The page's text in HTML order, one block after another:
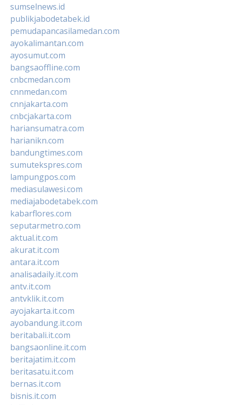
sumselnews.id
publikjabodetabek.id
pemudapancasilamedan.com
ayokalimantan.com
ayosumut.com
bangsaoffline.com
cnbcmedan.com
cnnmedan.com
cnnjakarta.com
cnbcjakarta.com
hariansumatra.com
harianikn.com
bandungtimes.com
sumutekspres.com
lampungpos.com
mediasulawesi.com
mediajabodetabek.com
kabarflores.com
seputarmetro.com
aktual.it.com
akurat.it.com
antara.it.com
analisadaily.it.com
antv.it.com
antvklik.it.com
ayojakarta.it.com
ayobandung.it.com
beritabali.it.com
bangsaonline.it.com
beritajatim.it.com
beritasatu.it.com
bernas.it.com
bisnis.it.com